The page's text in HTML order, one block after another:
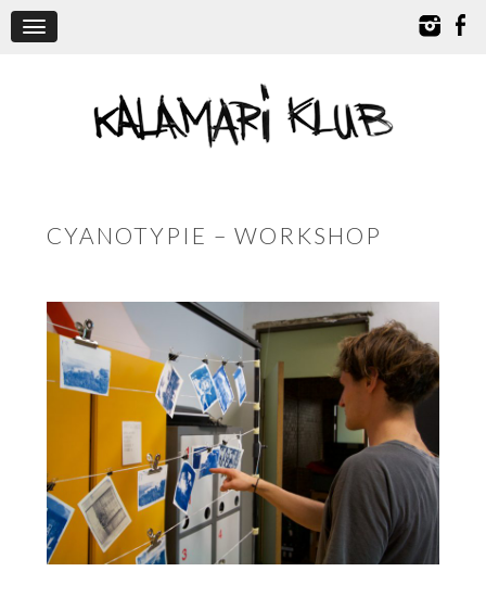
CYANOTYPIE – WORKSHOP